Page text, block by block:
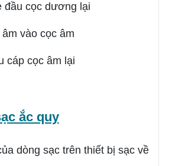
đầu cọc dương lại
vào cọc âm
cáp cọc âm lại
ắc quy
dòng sạc trên thiết bị sạc về